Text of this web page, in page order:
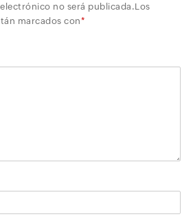
no será publicada.Los
marcados con*